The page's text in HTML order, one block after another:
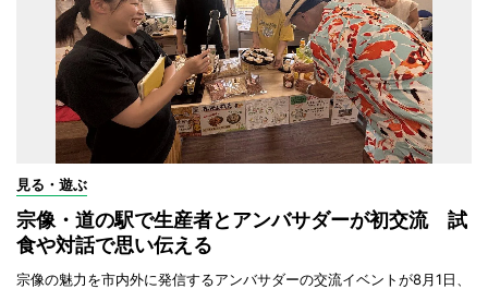
見る・遊ぶ
宗像・道の駅で生産者とアンバサダーが初交流 試
食や対話で思い伝える
宗像の魅力を市内外に発信するアンバサダーの交流イベントが8月1日、